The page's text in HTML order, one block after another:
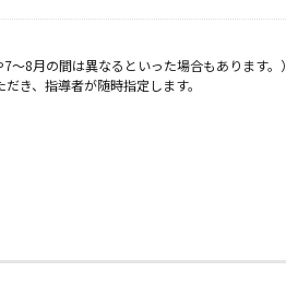
8月の間は異なるといった場合もあります。）
き、指導者が随時指定します。